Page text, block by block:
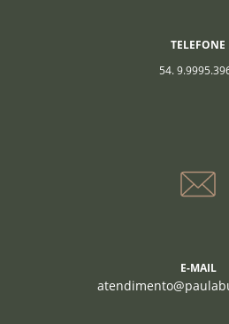
TELEFONE
54.
E-MAIL